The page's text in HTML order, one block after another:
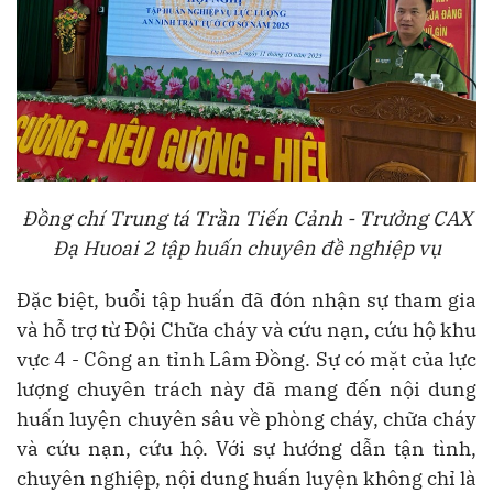
Đồng chí Trung tá Trần Tiến Cảnh - Trưởng CAX
Đạ Huoai 2 tập huấn chuyên đề nghiệp vụ
Đặc biệt, buổi tập huấn đã đón nhận sự tham gia
và hỗ trợ từ Đội Chữa cháy và cứu nạn, cứu hộ khu
vực 4 - Công an tỉnh Lâm Đồng. Sự có mặt của lực
lượng chuyên trách này đã mang đến nội dung
huấn luyện chuyên sâu về phòng cháy, chữa cháy
và cứu nạn, cứu hộ. Với sự hướng dẫn tận tình,
chuyên nghiệp, nội dung huấn luyện không chỉ là